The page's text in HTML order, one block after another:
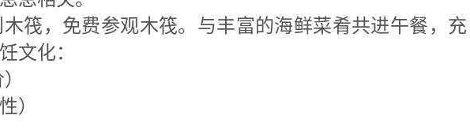
筏，免费参观木筏。与丰富的海鲜菜肴共进午餐，充
文化：
）